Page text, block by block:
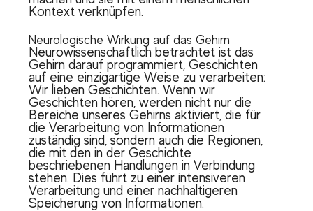
Kontext verknüpfen.
Neurologische Wirkung auf das Gehirn
Neurowissenschaftlich betrachtet ist das
Gehirn darauf programmiert, Geschichten
auf eine einzigartige Weise zu verarbeiten:
Wir lieben Geschichten. Wenn wir
Geschichten hören, werden nicht nur die
Bereiche unseres Gehirns aktiviert, die für
die Verarbeitung von Informationen
zuständig sind, sondern auch die Regionen,
die mit den in der Geschichte
beschriebenen Handlungen in Verbindung
stehen. Dies führt zu einer intensiveren
Verarbeitung und einer nachhaltigeren
Speicherung von Informationen.